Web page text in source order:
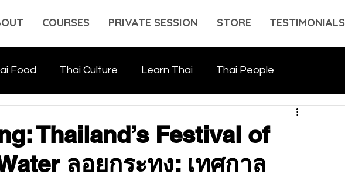
COURSES PRIVATE SESSION STORE TESTIMONIALS
Food Thai Culture Learn Thai Thai People
Thailand’s Festival of
ลอยกระทง: เทศกาล